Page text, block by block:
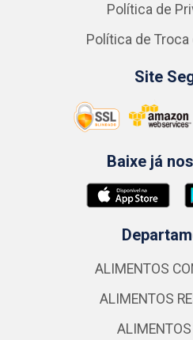
Política de
Política de
Site
Baixe já
ALIMENTOS
ALIMENTOS
ALIMENTOS